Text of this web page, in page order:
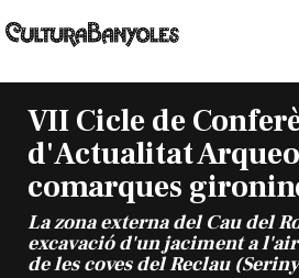
VII Cicle de
d'Actualitat
comarques
La zona externa del Cau del
excavació d'un jaciment a
de les coves del Reclau